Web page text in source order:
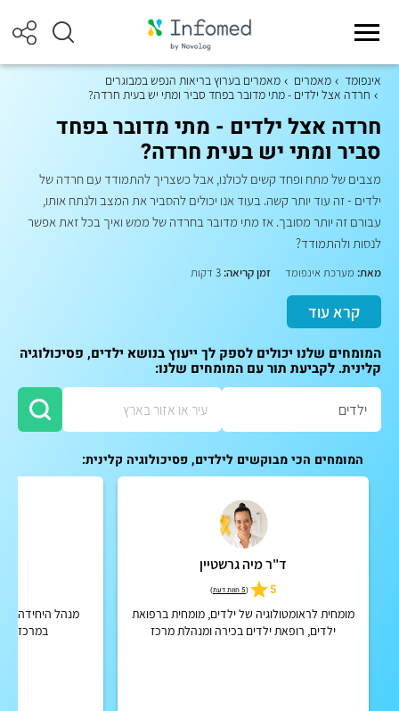
אינפומד מאמרים
מאמרים בערוץ בריאות הנפש במבוגרים
חרדה אצל ילדים - מתי מדובר בפחד סביר ומתי יש בעית חרדה?
חרדה אצל ילדים - מתי מדובר בפחד
סביר ומתי יש בעית חרדה?
מצבים של מתח ופחד קשים לכולנו, אבל כשצריך להתמודד עם חרדה של
ילדים - זה עוד יותר קשה. בעוד אנו יכולים להסביר את המצב ולנתח אותו,
עבורם זה יותר מסובך. אז מתי מדובר בחרדה של ממש ואיך בכל זאת אפשר
לנסות ולהתמודד?
מאת: מערכת אינפומד זמן קריאה:
קרא עוד
המומחים שלנו יכולים לספק לך ייעוץ בנושא ילדים, פסיכולוגיה
קלינית. לקביעת תור עם המומחים שלנו:
המומחים הכי מבוקשים לילדים, פסיכולוגיה קלינית:
ד"ר מיה גרשטיין
5
(5 חוות דעת )
מומחית לראומטולוגיה של ילדים, מומחית ברפואת
ילדים, רופאת ילדים בכירה ומנהלת מרכז
מנהל היחידה
במרכז